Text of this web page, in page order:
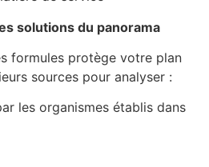
solutions du panorama
formules protège votre plan
sources pour analyser :
les organismes établis dans